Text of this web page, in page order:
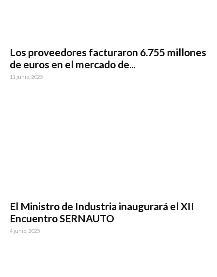
Los proveedores facturaron 6.755 millones
de euros en el mercado de...
11 junio, 2025
El Ministro de Industria inaugurará el XII
Encuentro SERNAUTO
4 junio, 2025